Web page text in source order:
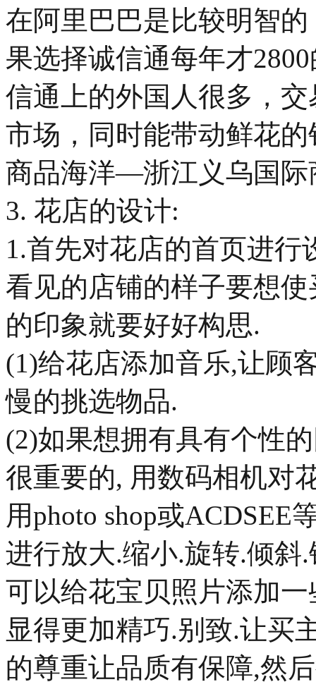
在阿里巴巴是比较明智
果选择诚信通每年才
信通上的外国人很多，
市场，同时能带动鲜花
商品海洋—浙江义乌国际
3. 花店的设计:
1.首先对花店的首页进
看见的店铺的样子要想
的印象就要好好构思.
(1)给花店添加音乐,让顾
慢的挑选物品.
(2)如果想拥有具有个性
很重要的, 用数码相机对
用photo shop或
进行放大.缩小.旋转.倾斜
可以给花宝贝照片添加
显得更加精巧.别致.让买
的尊重让品质有保障,然